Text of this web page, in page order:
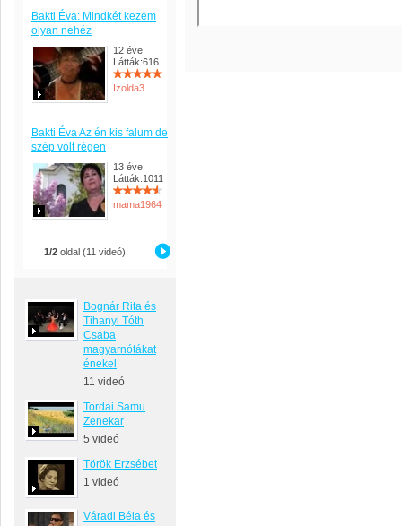
Bakti Éva: Mindkét kezem
olyan nehéz
12 éve
Látták:616
Izolda3
Bakti Éva Az én kis falum de
szép volt régen
13 éve
Látták:1011
mama1964
1/2oldal (11 videó)
Bognár Rita és
Tihanyi Tóth
Csaba
magyarnótákat
énekel
11 videó
Tordai Samu
Zenekar
5 videó
Török Erzsébet
1 videó
Váradi Béla és